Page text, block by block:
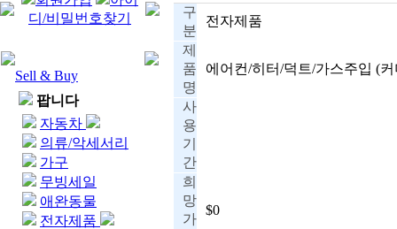
디/비밀번호찾기
Sell & Buy
팝니다
자동차
의류/악세서리
가구
무빙세일
애완동물
전자제품
구
분
전자제품
제
품
명
에어컨/히터/덕트/가스주입 (
사
용
기
간
희
망
가
$0